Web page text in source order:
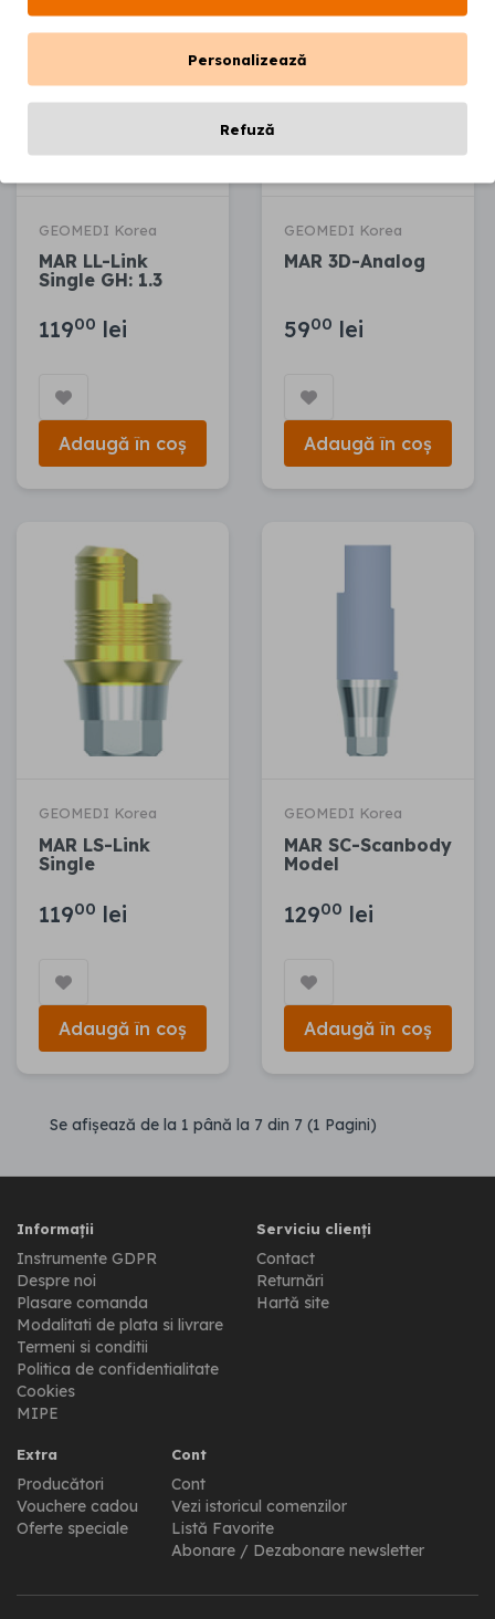
GEOMEDI Korea
MAR LL-Link
Single GH: 1.3
11900 lei
Adaugă în coș
GEOMEDI Korea
MAR 3D-Analog
5900 lei
Adaugă în coș
GEOMEDI Korea
MAR LS-Link
Single
11900 lei
Adaugă în coș
GEOMEDI Korea
MAR SC-Scanbody
Model
12900 lei
Adaugă în coș
Se afişează de la 1 până la 7 din 7 (1 Pagini)
Informații
Instrumente GDPR
Despre noi
Plasare comanda
Modalitati de plata si livrare
Termeni si conditii
Politica de confidentialitate
Cookies
MIPE
Serviciu clienți
Contact
Returnări
Hartă site
Extra
Producători
Vouchere cadou
Oferte speciale
Cont
Cont
Vezi istoricul comenzilor
Listă Favorite
Abonare / Dezabonare newsletter
Personalizează
Refuză